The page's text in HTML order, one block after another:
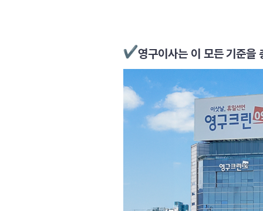
영구이사는 이 모든 기준을